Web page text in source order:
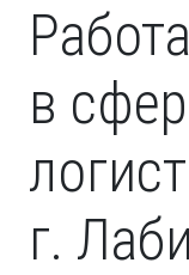
в
г.